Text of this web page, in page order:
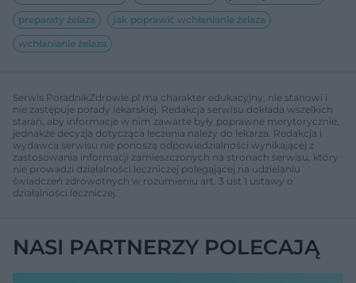
preparaty żelaza
jak poprawić wchłanianie żelaza
wchłanianie żelaza
Serwis PoradnikZdrowie.pl ma charakter edukacyjny, nie stanowi i
nie zastępuje porady lekarskiej. Redakcja serwisu dokłada wszelkich
starań, aby informacje w nim zawarte były poprawne merytorycznie,
jednakże decyzja dotycząca leczenia należy do lekarza. Redakcja i
wydawca serwisu nie ponoszą odpowiedzialności wynikającej z
zastosowania informacji zamieszczonych na stronach serwisu, który
nie prowadzi działalności leczniczej polegającej na udzielaniu
świadczeń zdrowotnych w rozumieniu art. 3 ust 1 ustawy o
działalności leczniczej.
NASI PARTNERZY POLECAJĄ